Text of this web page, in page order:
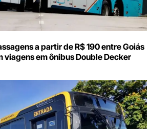
a partir de R$ 190 entre Goiás
viagens em ônibus Double Decker